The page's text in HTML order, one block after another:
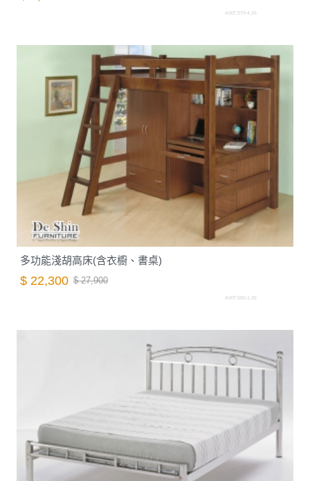
A007.579-4.26
多功能淺胡高床(含衣櫥、書桌)
$ 22,300 $ 27,900
A007.580-1.26